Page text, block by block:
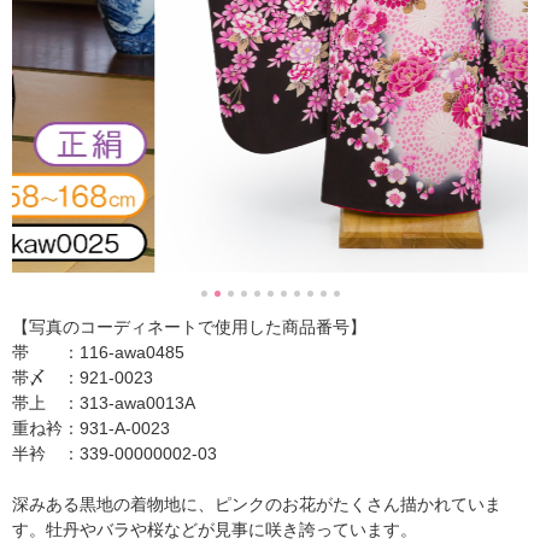
【写真のコーディネートで使用した商品番号】
帯 ：116-awa0485
帯〆 ：921-0023
帯上 ：313-awa0013A
重ね衿：931-A-0023
半衿 ：339-00000002-03
深みある黒地の着物地に、ピンクのお花がたくさん描かれていま
す。牡丹やバラや桜などが見事に咲き誇っています。